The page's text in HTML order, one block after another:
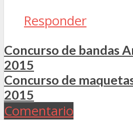
Responder
Concurso de bandas
2015
Concurso de
2015
Comentario